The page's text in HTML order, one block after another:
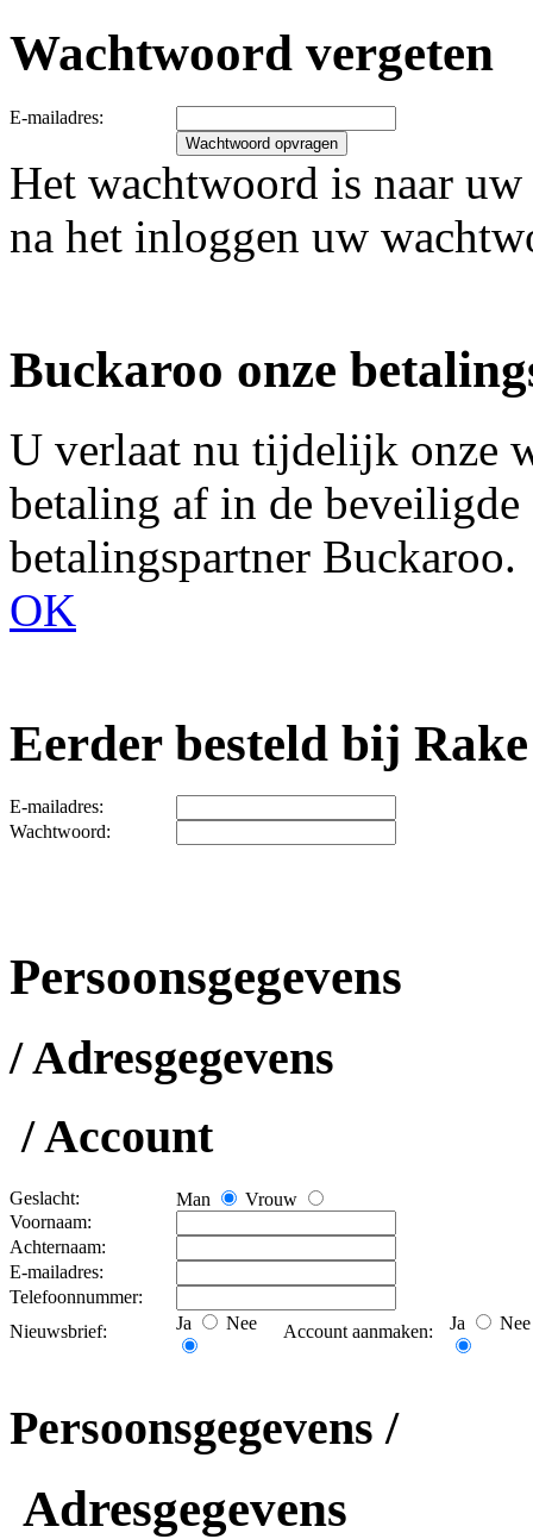
Wachtwoord vergeten
E-mailadres:
Het wachtwoord is naar
na het inloggen uw
Buckaroo onze
U verlaat nu tijdelijk onze
betaling af in de
betalingspartner Buckaroo.
OK
Eerder besteld bij
E-mailadres:
Wachtwoord:
Persoonsgegevens
/ Adresgegevens
/ Account
Geslacht: Man
Vrouw
Voornaam:
Achternaam:
E-mailadres:
Telefoonnummer:
Nieuwsbrief:
Ja Nee Account aanmaken: Ja Nee
Persoonsgegevens /
Adresgegevens